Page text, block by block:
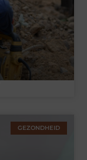
GEZONDHEID